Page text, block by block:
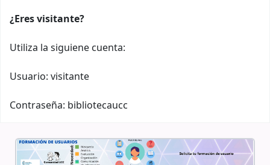
¿Eres visitante?
Utiliza la siguiene cuenta:
Usuario: visitante
Contraseña: bibliotecaucc